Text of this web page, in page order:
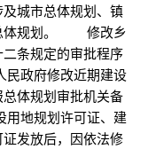
城市总体规划、镇
总体规划。 修改乡
条规定的审批程序
政府修改近期建设
体规划审批机关备
地规划许可证、建
发放后，因依法修